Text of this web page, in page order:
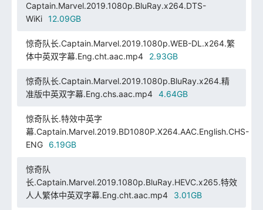
Captain.Marvel.2019.1080p.BluRay.x264.DTS-
WiKi
12.09GB
惊奇队长.Captain.Marvel.2019.1080p.WEB-DL.x264.繁
体中英双字幕.Eng.cht.aac.mp4
2.93GB
惊奇队长.Captain.Marvel.2019.1080p.BluRay.x264.精
准版中英双字幕.Eng.chs.aac.mp4
4.64GB
惊奇队长.特效中英字
幕.Captain.Marvel.2019.BD1080P.X264.AAC.English.CHS-
ENG
6.19GB
惊奇队
长.Captain.Marvel.2019.1080p.BluRay.HEVC.x265.特效
人人繁体中英双字幕.Eng.cht.aac.mp4
3.01GB